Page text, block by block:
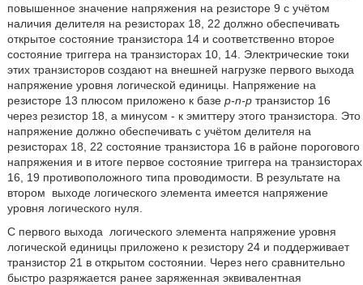
повышенное значение напряжения на резисторе 9 с учётом
наличия делителя на резисторах 18, 22 должно обеспечивать
открытое состояние транзистора 14 и соответственно второе
состояние триггера на транзисторах 10, 14. Электрические токи
этих транзисторов создают на внешней нагрузке первого выхода
напряжение уровня логической единицы. Напряжение на
резисторе 13 плюсом приложено к базе p-n-pтранзистор 16
через резистор 18, а минусом - к эмиттеру этого транзистора. Это
напряжение должно обеспечивать с учётом делителя на
резисторах 18, 22 состояние транзистора 16 в районе порогового
напряжения и в итоге первое состояние триггера на транзисторах
16, 19 противоположного типа проводимости. В результате на
втором
выходе логического элемента имеется напряжение
уровня логического нуля.
С первого выхода
логического элемента напряжение уровня
логической единицы приложено к резистору 24 и поддерживает
транзистор 21 в открытом состоянии. Через него сравнительно
быстро разряжается ранее заряженная эквивалентная